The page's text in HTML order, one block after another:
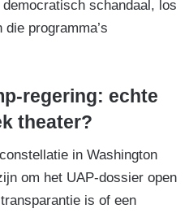
schandaal, los
programma’s
regering: echte
theater?
in Washington
om het UAP-dossier open
is of een